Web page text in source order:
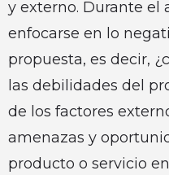
y externo. Durante el
enfocarse en lo
propuesta, es decir,
las debilidades del
de los factores
amenazas y
producto o servicio